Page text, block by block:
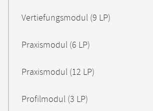
Vertiefungsmodul (9 LP)
Praxismodul (6 LP)
Praxismodul (12 LP)
Profilmodul (3 LP)